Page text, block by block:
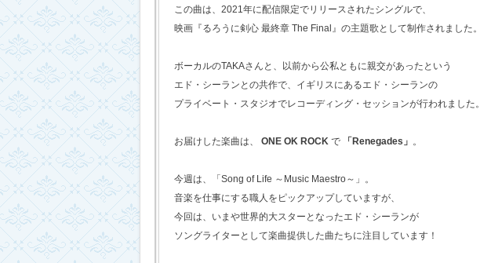
この曲は、2021年に配信限定でリリースされたシングルで、
映画『るろうに剣心 最終章 The Final』の主題歌として制作されました。
ボーカルのTAKAさんと、以前から公私ともに親交があったという
エド・シーランとの共作で、イギリスにあるエド・シーランの
プライベート・スタジオでレコーディング・セッションが行われました。
お届けした楽曲は、 ONE OK ROCK で 「Renegades」 。
今週は、「Song of Life ～Music Maestro～」。
音楽を仕事にする職人をピックアップしていますが、
今回は、いまや世界的大スターとなったエド・シーランが
ソングライターとして楽曲提供した曲たちに注目しています！